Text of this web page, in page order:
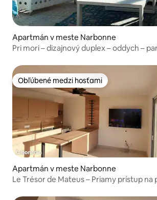
Apartmán v meste Narbonne
Pri mori – dizajnový duplex – oddych –
Obľúbené medzi hosťami
Obľúbené medzi hosťami
Apartmán v meste Narbonne
Le Trésor de Mateus – Priamy prístup na